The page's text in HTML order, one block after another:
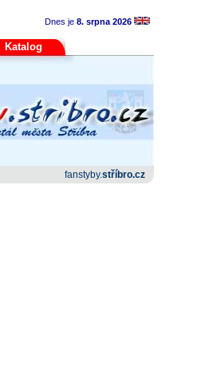
Dnes je 8. srpna 2026
Katalog
fanstyby.stříbro.cz